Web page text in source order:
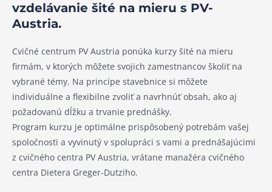
vzdelávanie šité na mieru s PV-
Austria.
Cvičné centrum PV Austria ponúka kurzy šité na mieru
firmám, v ktorých môžete svojich zamestnancov školiť na
vybrané témy. Na princípe stavebnice si môžete
individuálne a flexibilne zvoliť a navrhnúť obsah, ako aj
požadovanú dĺžku a trvanie prednášky.
Program kurzu je optimálne prispôsobený potrebám vašej
spoločnosti a vyvinutý v spolupráci s vami a prednášajúcimi
z cvičného centra PV Austria, vrátane manažéra cvičného
centra Dietera Greger-Dutziho.